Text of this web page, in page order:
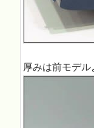
厚みは前モデ